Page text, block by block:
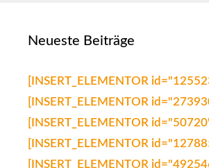
Neueste Beiträge
[INSERT_ELEMENTOR
[INSERT_ELEMENTOR
[INSERT_ELEMENTOR
[INSERT_ELEMENTOR
[INSERT_ELEMENTOR